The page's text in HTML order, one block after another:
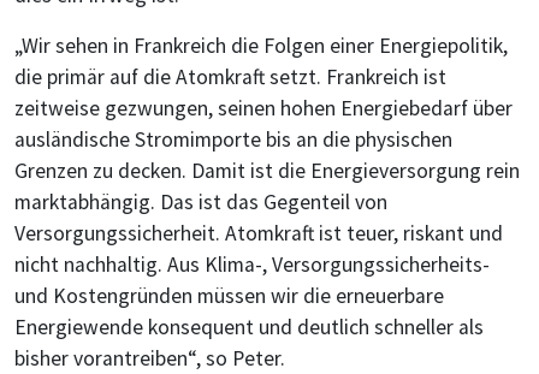
„Wir sehen in Frankreich die Folgen einer Energiepolitik,
die primär auf die Atomkraft setzt. Frankreich ist
zeitweise gezwungen, seinen hohen Energiebedarf über
ausländische Stromimporte bis an die physischen
Grenzen zu decken. Damit ist die Energieversorgung rein
marktabhängig. Das ist das Gegenteil von
Versorgungssicherheit. Atomkraft ist teuer, riskant und
nicht nachhaltig. Aus Klima-, Versorgungssicherheits-
und Kostengründen müssen wir die erneuerbare
Energiewende konsequent und deutlich schneller als
bisher vorantreiben“, so Peter.